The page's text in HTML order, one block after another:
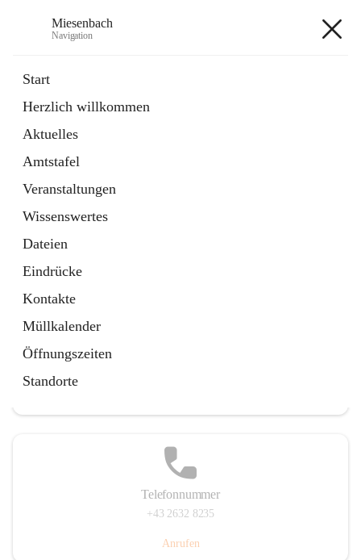
Miesenbach
Navigation
Start
Herzlich willkommen
Aktuelles
Amtstafel
Veranstaltungen
Wissenswertes
Dateien
Eindrücke
Kontakte
Müllkalender
Öffnungszeiten
Standorte
Externe Webseite
in
Tab
Region Schneebergland
Externe Webseite
öffnet
in
neuem
Tab
Telefonnummer
+43 2632 8235
Anrufen